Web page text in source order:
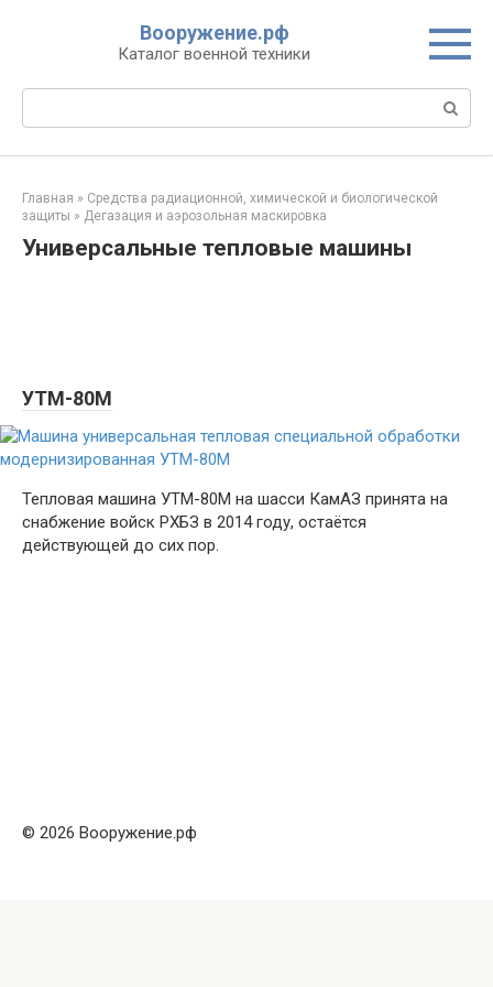
Вооружение.рф
Каталог военной техники
Поиск:
Главная » Средства радиационной, химической и биологической
защиты » Дегазация и аэрозольная маскировка
Универсальные тепловые машины
УТМ-80М
Тепловая машина УТМ-80М на шасси КамАЗ принята на
снабжение войск РХБЗ в 2014 году, остаётся
действующей до сих пор.
© 2026 Вооружение.рф